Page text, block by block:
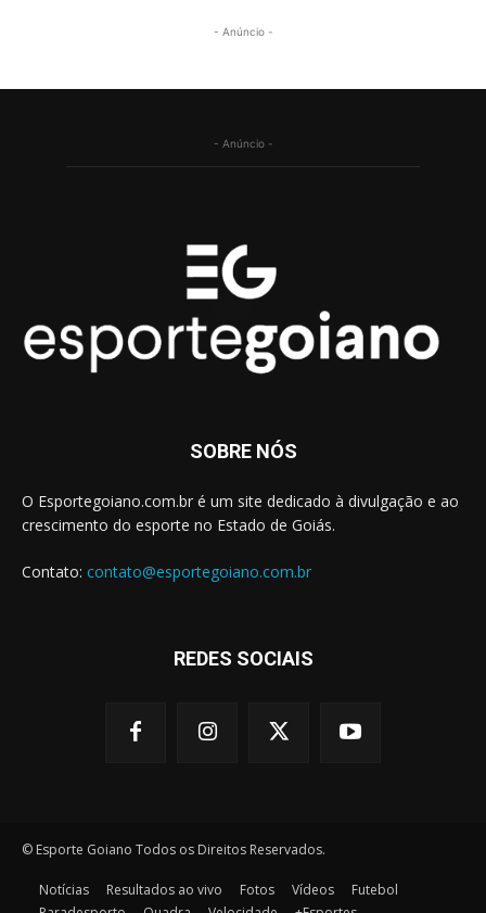
- Anúncio -
- Anúncio -
SOBRE NÓS
O Esportegoiano.com.br é um site dedicado à divulgação e ao
crescimento do esporte no Estado de Goiás.
Contato: contato@esportegoiano.com.br
REDES SOCIAIS
© Esporte Goiano Todos os Direitos Reservados.
Notícias Resultados ao vivo Fotos Vídeos
Futebol